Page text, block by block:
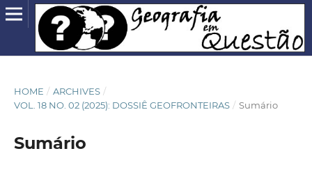
HOME / ARCHIVES /
VOL. 18 NO. 02 (2025): DOSSIÊ GEOFRONTEIRAS / Sumário
Sumário